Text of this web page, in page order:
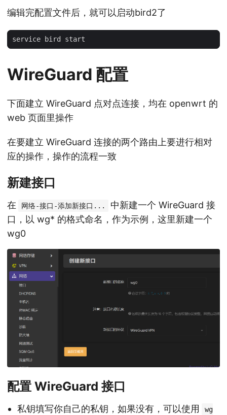
接
速
度
编辑完配置文件后，就可以启动bird2了
WireGuard 配置
下面建立 WireGuard 点对点连接，均在 openwrt 的
web 页面里操作
在要建立 WireGuard 连接的两个路由上要进行相对
应的操作，操作的流程一致
新建接口
在 网络-接口-添加新接口...
中新建一个 WireGuard 接
口，以 wg* 的格式命名，作为示例，这里新建一个
wg0
配置 WireGuard 接口
私钥填写你自己的私钥，如果没有，可以使用
wg